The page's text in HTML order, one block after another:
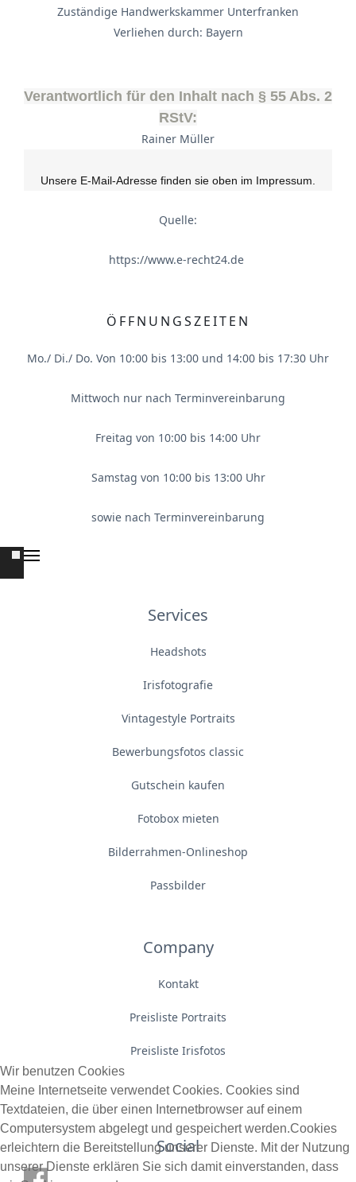
Zuständige Handwerkskammer Unterfranken
Verliehen durch: Bayern
Verantwortlich für den Inhalt nach § 55 Abs. 2
RStV:
Rainer Müller
Unsere E-Mail-Adresse finden sie oben im Impressum.
Quelle:
https://www.e-recht24.de
ÖFFNUNGSZEITEN
Mo./ Di./ Do. Von 10:00 bis 13:00 und 14:00 bis 17:30 Uhr
Mittwoch nur nach Terminvereinbarung
Freitag von 10:00 bis 14:00 Uhr
Samstag von 10:00 bis 13:00 Uhr
sowie nach Terminvereinbarung
Services
Headshots
Irisfotografie
Vintagestyle Portraits
Bewerbungsfotos classic
Gutschein kaufen
Fotobox mieten
Bilderrahmen-Onlineshop
Passbilder
Company
Kontakt
Preisliste Portraits
Preisliste Irisfotos
Social
Wir benutzen Cookies
Meine Internetseite verwendet Cookies. Cookies sind
Textdateien, die über einen Internetbrowser auf einem
Computersystem abgelegt und gespeichert werden.Cookies
erleichtern die Bereitstellung unserer Dienste. Mit der Nutzung
unserer Dienste erklären Sie sich damit einverstanden, dass